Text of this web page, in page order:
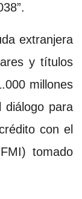
extranjera
y títulos
millones
diálogo para
con el
tomado